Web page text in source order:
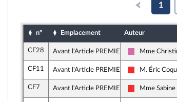
1
n° Emplacement Auteur
CF28 Avant l'Article PREMIER
Socialistes et
Mme
CF11 Avant l'Article PREMIER
La France
M. Éric
CF7 Avant l'Article PREMIER
La France
Mme Sabine